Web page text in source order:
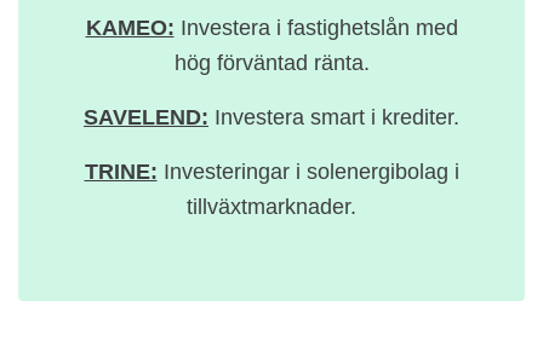
KAMEO: Investera i fastighetslån med
hög förväntad ränta.
SAVELEND: Investera smart i krediter.
TRINE: Investeringar i solenergibolag i
tillväxtmarknader.